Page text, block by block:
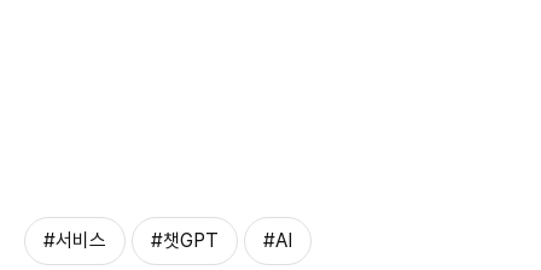
#서비스 #챗GPT #AI